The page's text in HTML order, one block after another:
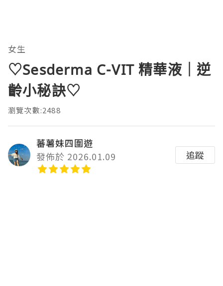
女生
♡Sesderma C-VIT 精華液｜逆
齡小秘訣♡
瀏覽次數:2488
蕃薯妹四圍遊
發佈於 2026.01.09
追蹤